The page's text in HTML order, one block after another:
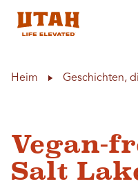
Heim Geschichten,
Vegan-
Salt